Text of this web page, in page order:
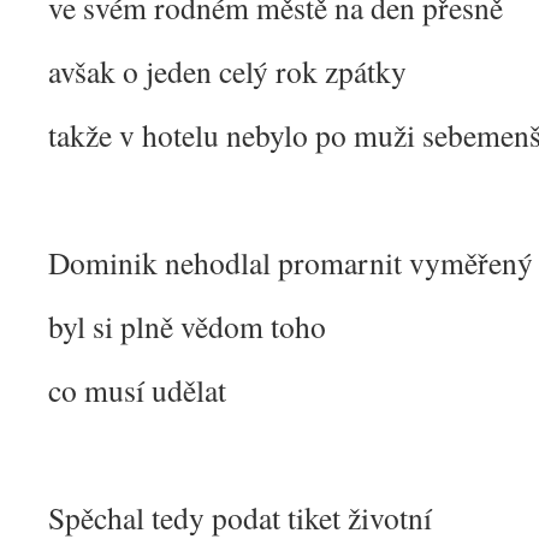
avšak o jeden celý rok zpátky
takže v hotelu nebylo po muži
Dominik nehodlal promarnit vyměřený
byl si plně vědom toho
co musí udělat
Spěchal tedy podat tiket životní